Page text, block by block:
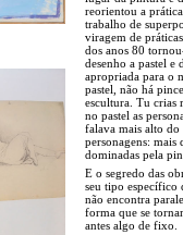
reorientou a
trabalho de
viragem de
dos anos 80
desenho a pastel e
apropriada para o
pastel, não há
escultura. Tu crias
no pastel as
falava mais alto do
personagens: mais
dominadas pela
E o segredo das
seu tipo específico
não encontra
forma que se
antes algo de fixo.